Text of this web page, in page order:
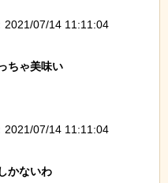
2021/07/14 11:11:04
ちゃ美味い
2021/07/14 11:11:04
かないわ